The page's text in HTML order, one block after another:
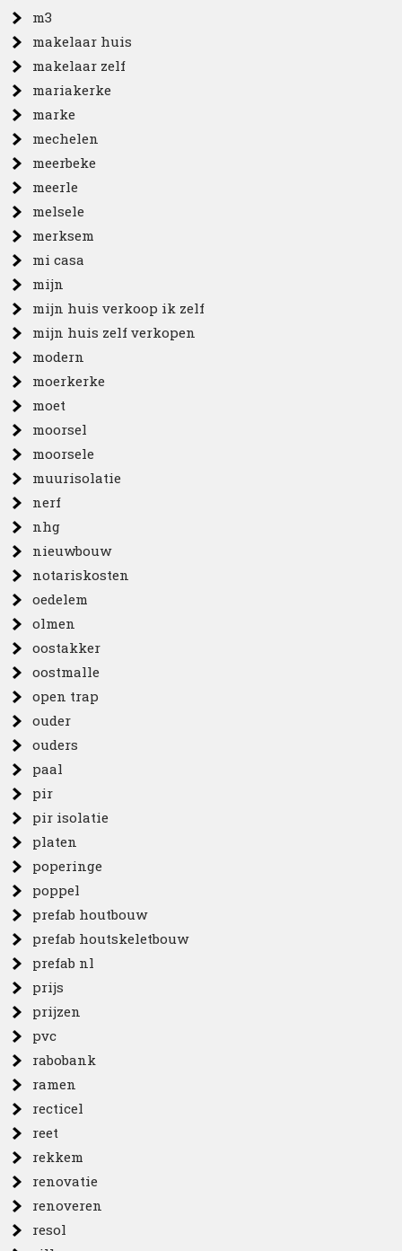
m3
makelaar huis
makelaar zelf
mariakerke
marke
mechelen
meerbeke
meerle
melsele
merksem
mi casa
mijn
mijn huis verkoop ik zelf
mijn huis zelf verkopen
modern
moerkerke
moet
moorsel
moorsele
muurisolatie
nerf
nhg
nieuwbouw
notariskosten
oedelem
olmen
oostakker
oostmalle
open trap
ouder
ouders
paal
pir
pir isolatie
platen
poperinge
poppel
prefab houtbouw
prefab houtskeletbouw
prefab nl
prijs
prijzen
pvc
rabobank
ramen
recticel
reet
rekkem
renovatie
renoveren
resol